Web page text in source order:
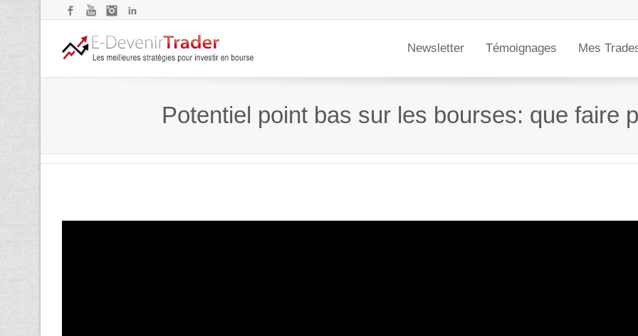
FacebookYouTubeInstagram
Newsletter Témoignages Mes
Potentiel point bas sur les bourses: que faire